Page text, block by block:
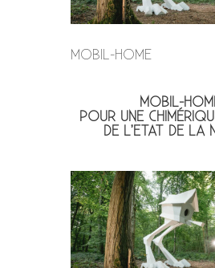
MOBIL-HOME
MOBIL-
POUR UNE
DE L’ETAT DE LA